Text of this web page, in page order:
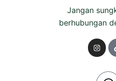
Jangan
berhubungan